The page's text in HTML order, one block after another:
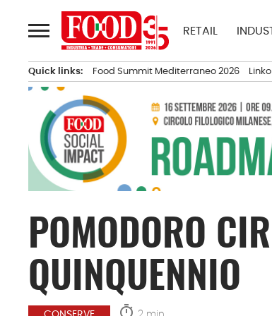
al
contenuto
RETAIL
Quick links: Food Summit Mediterraneo 2026
POMODORO
QUINQUENNIO
timer